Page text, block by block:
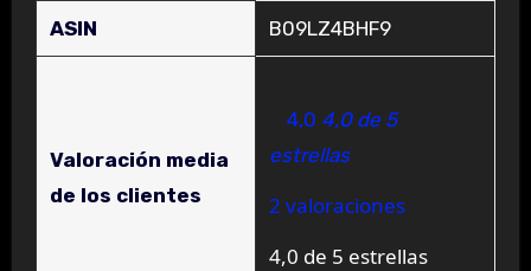
ASIN B09LZ4BHF9
Valoración media
de los clientes
4,0 4,0 de 5
estrellas
2 valoraciones
4,0 de 5 estrellas